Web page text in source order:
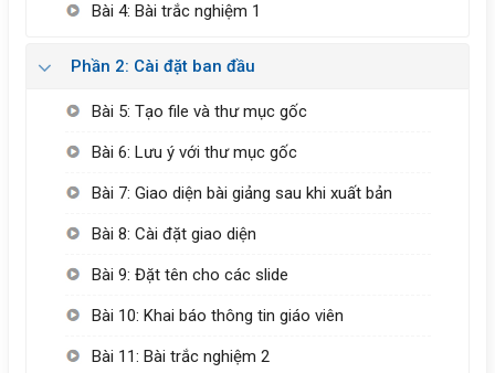
Bài 4: Bài trắc nghiệm 1
Phần 2: Cài đặt ban đầu
Bài 5: Tạo file và thư mục gốc
Bài 6: Lưu ý với thư mục gốc
Bài 7: Giao diện bài giảng sau khi xuất bản
Bài 8: Cài đặt giao diện
Bài 9: Đặt tên cho các slide
Bài 10: Khai báo thông tin giáo viên
Bài 11: Bài trắc nghiệm 2